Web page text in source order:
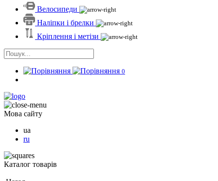
Велосипеди
Наліпки і брелки
Кріплення і метізи
0
Мова сайту
ua
ru
Каталог товарів